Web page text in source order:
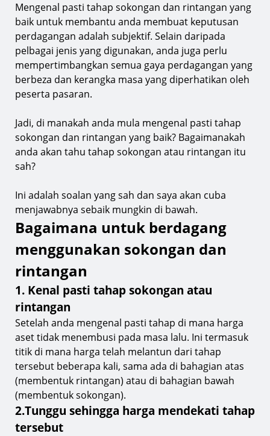
Mengenal pasti tahap sokongan dan rintangan yang
baik untuk membantu anda membuat keputusan
perdagangan adalah subjektif. Selain daripada
pelbagai jenis yang digunakan, anda juga perlu
mempertimbangkan semua gaya perdagangan yang
berbeza dan kerangka masa yang diperhatikan oleh
peserta pasaran.
Jadi, di manakah anda mula mengenal pasti tahap
sokongan dan rintangan yang baik? Bagaimanakah
anda akan tahu tahap sokongan atau rintangan itu
sah?
Ini adalah soalan yang sah dan saya akan cuba
menjawabnya sebaik mungkin di bawah.
Bagaimana untuk berdagang
menggunakan sokongan dan
rintangan
1. Kenal pasti tahap sokongan atau
rintangan
Setelah anda mengenal pasti tahap di mana harga
aset tidak menembusi pada masa lalu. Ini termasuk
titik di mana harga telah melantun dari tahap
tersebut beberapa kali, sama ada di bahagian atas
(membentuk rintangan) atau di bahagian bawah
(membentuk sokongan).
2.Tunggu sehingga harga mendekati tahap
tersebut